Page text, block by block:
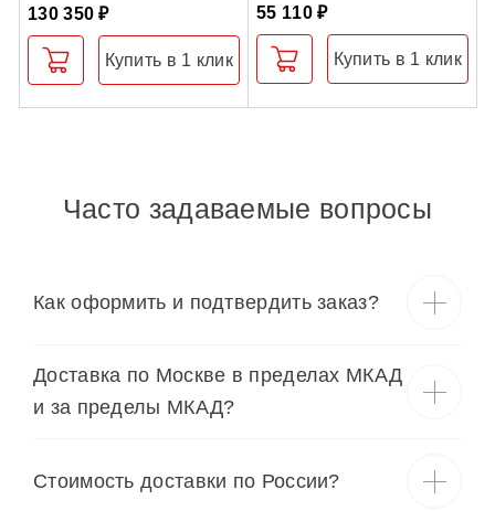
130 350 ₽
Купить в 1 клик
55 110 ₽
Купить в 1 клик
Часто задаваемые вопросы
Как оформить и подтвердить заказ?
Доставка по Москве в пределах МКАД
и за пределы МКАД?
Cтоимость доставки по России?